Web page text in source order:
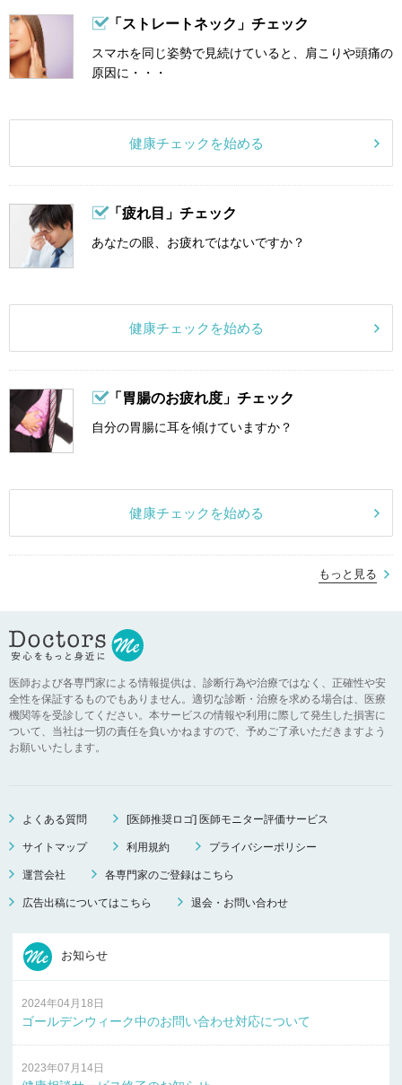
「ストレートネック」チェック
スマホを同じ姿勢で見続けていると、肩こりや頭痛の
原因に・・・
健康チェックを始める
「疲れ目」チェック
あなたの眼、お疲れではないですか？
健康チェックを始める
「胃腸のお疲れ度」チェック
自分の胃腸に耳を傾けていますか？
健康チェックを始める
もっと見る
医師および各専門家による情報提供は、診断行為や治療ではなく、正確性や安
全性を保証するものでもありません。適切な診断・治療を求める場合は、医療
機関等を受診してください。本サービスの情報や利用に際して発生した損害に
ついて、当社は一切の責任を負いかねますので、予めご了承いただきますよう
お願いいたします。
よくある質問 [医師推奨ロゴ] 医師モニター評価サービス
サイトマップ 利用規約 プライバシーポリシー
運営会社 各専門家のご登録はこちら
広告出稿についてはこちら 退会・お問い合わせ
お知らせ
2024年04月18日
ゴールデンウィーク中のお問い合わせ対応について
2023年07月14日